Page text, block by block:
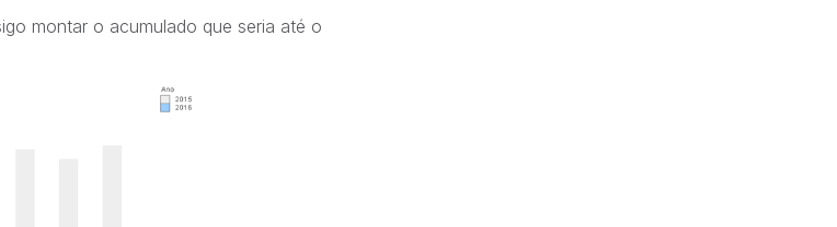
montar o acumulado que seria até o